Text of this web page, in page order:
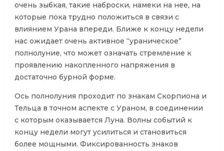
очень зыбкая, такие наброски, намеки на нее, на
которые пока трудно положиться в связи с
влиянием Урана впереди. Ближе к концу недели
нас ожидает очень активное “ураническое”
полнолуние, что может означать стремление к
проявлению накопленного напряжения в
достаточно бурной форме.
Ось полнолуния проходит по знакам Скорпиона и
Тельца в точном аспекте с Ураном, в соединении
с которым оказывается Луна. Волны событий к
концу недели могут усилиться и становиться
более мощными. Фиксированность знаков